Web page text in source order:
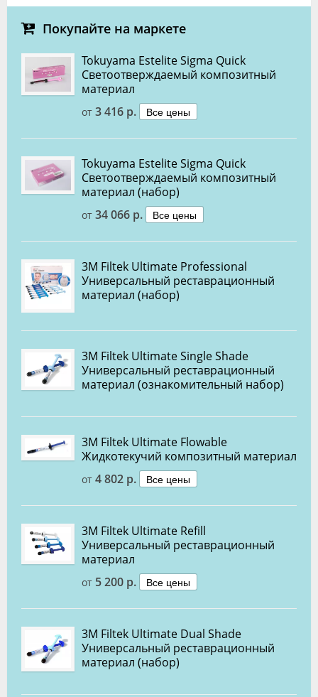
Покупайте на маркете
Tokuyama Estelite Sigma Quick
Светоотверждаемый композитный
материал
от 3 416 р. Все цены
Tokuyama Estelite Sigma Quick
Cветоотверждаемый композитный
материал (набор)
от 34 066 р. Все цены
3M Filtek Ultimate Professional
Универсальный реставрационный
материал (набор)
3M Filtek Ultimate Single Shade
Универсальный реставрационный
материал (ознакомительный набор)
3M Filtek Ultimate Flowable
Жидкотекучий композитный материал
от 4 802 р. Все цены
3M Filtek Ultimate Refill
Универсальный реставрационный
материал
от 5 200 р. Все цены
3M Filtek Ultimate Dual Shade
Универсальный реставрационный
материал (набор)